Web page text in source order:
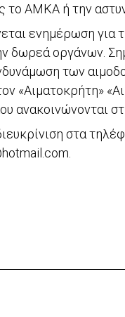
το ΑΜΚΑ ή την
ενημέρωση για
δωρεά οργάνων.
των
«Αιματοκρήτη»
ανακοινώνονται
στα